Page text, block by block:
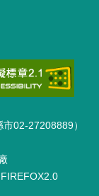
市02-27208889）